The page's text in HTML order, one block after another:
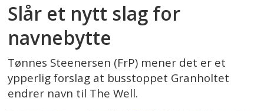
Slår et nytt slag for
navnebytte
Tønnes Steenersen (FrP) mener det er et
ypperlig forslag at busstoppet Granholtet
endrer navn til The Well.